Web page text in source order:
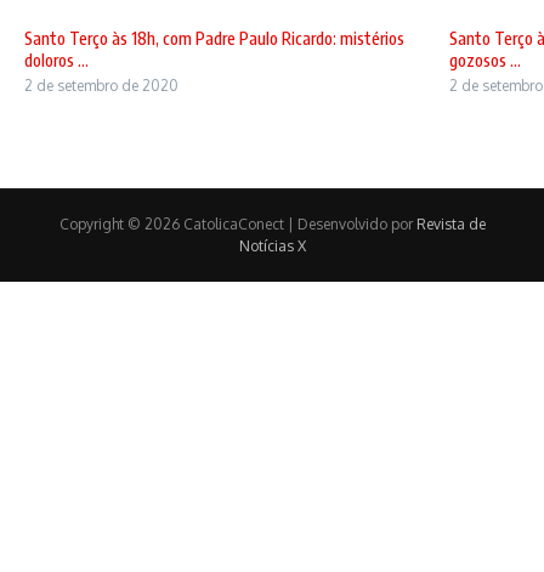
Santo Terço às 18h, com Padre Paulo Ricardo: mistérios
doloros ...
2 de setembro de 2020
Santo Terço
gozosos ...
2 de
Copyright © 2026 CatolicaConect | Desenvolvido por Revista de
Notícias X